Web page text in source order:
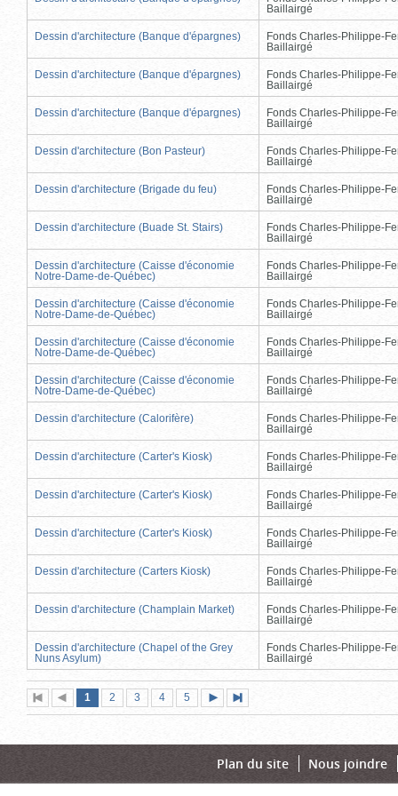
Baillairgé
Dessin d'architecture (Banque d'épargnes)
Fonds Charles-Philippe-
Baillairgé
Dessin d'architecture (Banque d'épargnes)
Fonds Charles-Philippe-
Baillairgé
Dessin d'architecture (Banque d'épargnes)
Fonds Charles-Philippe-
Baillairgé
Dessin d'architecture (Bon Pasteur)
Fonds Charles-Philippe-
Baillairgé
Dessin d'architecture (Brigade du feu)
Fonds Charles-Philippe-
Baillairgé
Dessin d'architecture (Buade St. Stairs)
Fonds Charles-Philippe-
Baillairgé
Dessin d'architecture (Caisse d'économie
Notre-Dame-de-Québec)
Fonds Charles-Philippe-
Baillairgé
Dessin d'architecture (Caisse d'économie
Notre-Dame-de-Québec)
Fonds Charles-Philippe-
Baillairgé
Dessin d'architecture (Caisse d'économie
Notre-Dame-de-Québec)
Fonds Charles-Philippe-
Baillairgé
Dessin d'architecture (Caisse d'économie
Notre-Dame-de-Québec)
Fonds Charles-Philippe-
Baillairgé
Dessin d'architecture (Calorifère)
Fonds Charles-Philippe-
Baillairgé
Dessin d'architecture (Carter's Kiosk)
Fonds Charles-Philippe-
Baillairgé
Dessin d'architecture (Carter's Kiosk)
Fonds Charles-Philippe-
Baillairgé
Dessin d'architecture (Carter's Kiosk)
Fonds Charles-Philippe-
Baillairgé
Dessin d'architecture (Carters Kiosk)
Fonds Charles-Philippe-
Baillairgé
Dessin d'architecture (Champlain Market)
Fonds Charles-Philippe-
Baillairgé
Dessin d'architecture (Chapel of the Grey
Nuns Asylum)
Fonds Charles-Philippe-
Baillairgé
Première
page
Page
précédente
Page
1 (page
actuelle)
Page
2 Page
3 Page
4 Page
5
suivante
page
Plan du site Nous joindre